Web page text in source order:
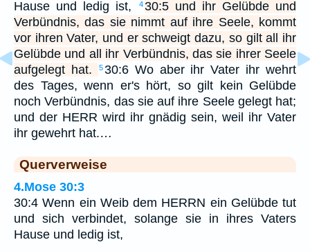
Hause und ledig ist, 4 30:5 und ihr Gelübde und
Verbündnis, das sie nimmt auf ihre Seele, kommt
vor ihren Vater, und er schweigt dazu, so gilt all ihr
Gelübde und all ihr Verbündnis, das sie ihrer Seele
aufgelegt hat.
530:6 Wo aber ihr Vater ihr wehrt
des Tages, wenn er's hört, so gilt kein Gelübde
noch Verbündnis, das sie auf ihre Seele gelegt hat;
und der HERR wird ihr gnädig sein, weil ihr Vater
ihr gewehrt hat.…
Querverweise
4.Mose 30:3
30:4 Wenn ein Weib dem HERRN ein Gelübde tut
und sich verbindet, solange sie in ihres Vaters
Hause und ledig ist,